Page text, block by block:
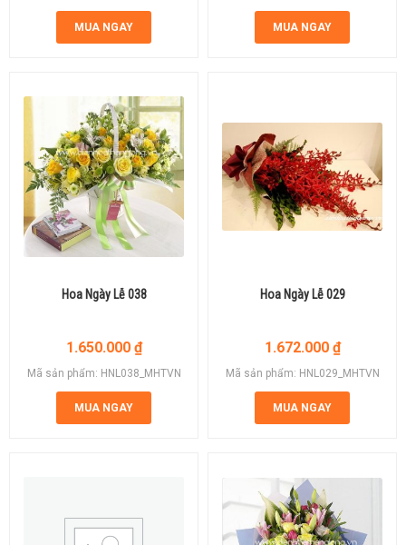
MUA NGAY MUA NGAY
Hoa Ngày Lễ 038
1.650.000 ₫
Mã sản phẩm: HNL038_MHTVN
MUA NGAY
Hoa Ngày Lễ 029
1.672.000 ₫
Mã sản phẩm: HNL029_MHTVN
MUA NGAY